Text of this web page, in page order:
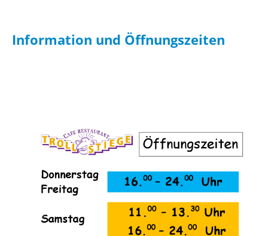
Information und Öffnungszeiten